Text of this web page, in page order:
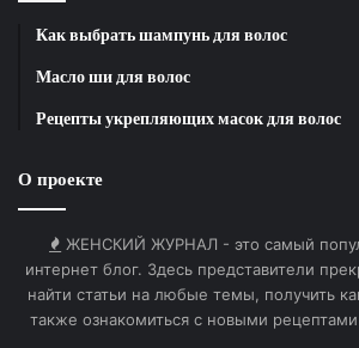
Как выбрать шампунь для волос
Масло ши для волос
Рецепты укрепляющих масок для волос
О проекте
ЖЕНСКИЙ ЖУРНАЛ - это самый
интернет блог. Здесь представители
найти статьи на любые темы, получить
также ознакомиться с новыми